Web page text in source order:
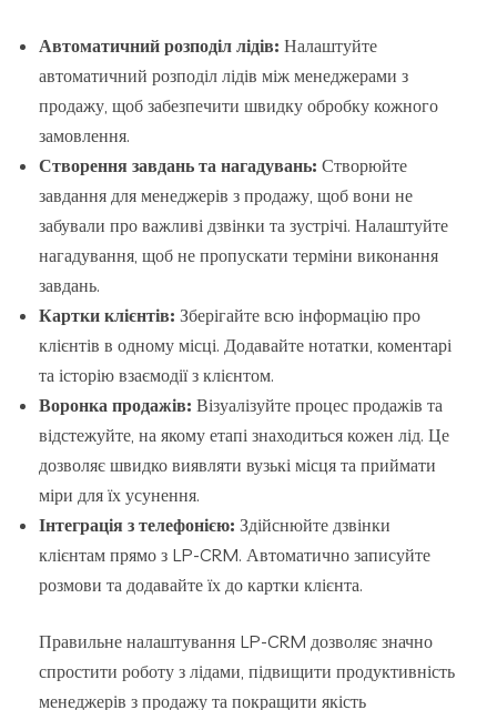
Автоматичний розподіл лідів: Налаштуйте
автоматичний розподіл лідів між менеджерами з
продажу, щоб забезпечити швидку обробку кожного
замовлення.
Створення завдань та нагадувань: Створюйте
завдання для менеджерів з продажу, щоб вони не
забували про важливі дзвінки та зустрічі. Налаштуйте
нагадування, щоб не пропускати терміни виконання
завдань.
Картки клієнтів: Зберігайте всю інформацію про
клієнтів в одному місці. Додавайте нотатки, коментарі
та історію взаємодії з клієнтом.
Воронка продажів: Візуалізуйте процес продажів та
відстежуйте, на якому етапі знаходиться кожен лід. Це
дозволяє швидко виявляти вузькі місця та приймати
міри для їх усунення.
Інтеграція з телефонією: Здійснюйте дзвінки
клієнтам прямо з LP-CRM. Автоматично записуйте
розмови та додавайте їх до картки клієнта.
Правильне налаштування LP-CRM дозволяє значно
спростити роботу з лідами, підвищити продуктивність
менеджерів з продажу та покращити якість